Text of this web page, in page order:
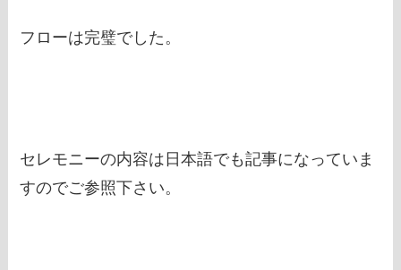
フローは完璧でした。
セレモニーの内容は日本語でも記事になっていま
すのでご参照下さい。